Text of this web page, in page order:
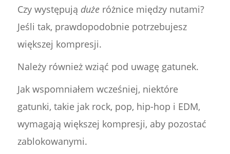
Czy występują dużeróżnice między nutami?
Jeśli tak, prawdopodobnie potrzebujesz
większej kompresji.
Należy również wziąć pod uwagę gatunek.
Jak wspomniałem wcześniej, niektóre
gatunki, takie jak rock, pop, hip-hop i EDM,
wymagają większej kompresji, aby pozostać
zablokowanymi.